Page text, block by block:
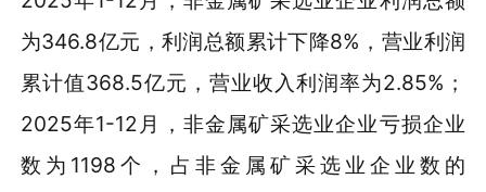
为346.8亿元，利润总额累计下降8%，营业利润
累计值368.5亿元，营业收入利润率为2.85%；
2025年1-12月，非金属矿采选业企业亏损企业
数为1198个，占非金属矿采选业企业数的